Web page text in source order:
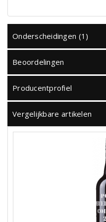
Onderscheidingen (1)
Beoordelingen
Producentprofiel
Vergelijkbare artikelen